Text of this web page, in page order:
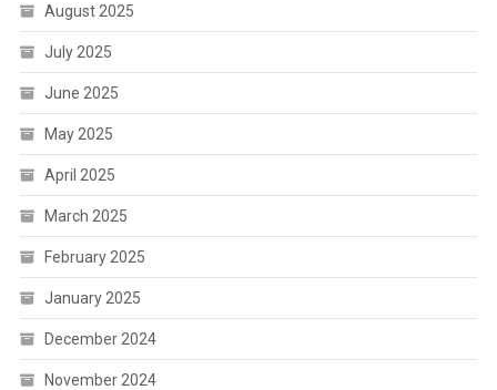
August 2025
July 2025
June 2025
May 2025
April 2025
March 2025
February 2025
January 2025
December 2024
November 2024